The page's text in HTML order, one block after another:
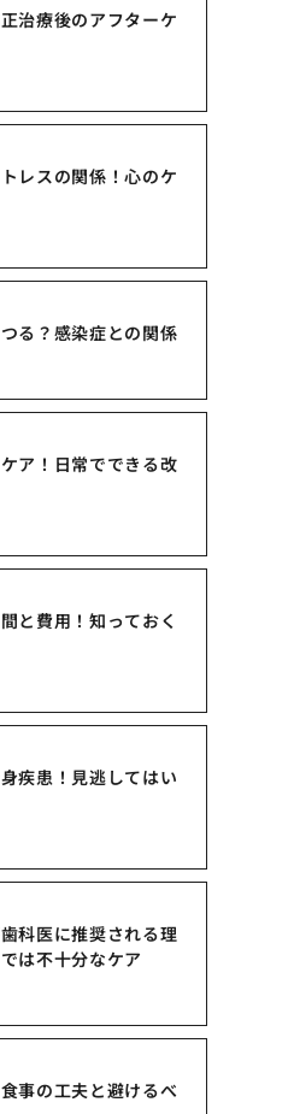
治療後のアフターケ
レスの関係！心のケ
る？感染症との関係
ア！日常でできる改
と費用！知っておく
疾患！見逃してはい
科医に推奨される理
は不十分なケア
事の工夫と避けるべ